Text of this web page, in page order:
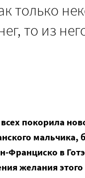
только
то из
покорила
мальчика,
Франциско в
желания